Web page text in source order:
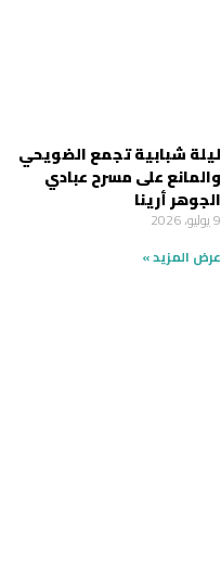
ليلة شبابية تجمع الضويحي
والمانع على مسرح عبادي
الجوهر أرينا
9 يوليو، 2026
عرض المزيد »